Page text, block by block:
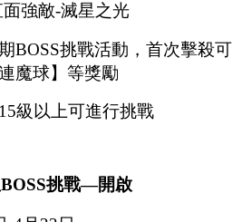
面強敵-滅星之光
BOSS挑戰活動，首次擊殺可
魔球】等獎勵
15級以上可進行挑戰
BOSS挑戰—開啟